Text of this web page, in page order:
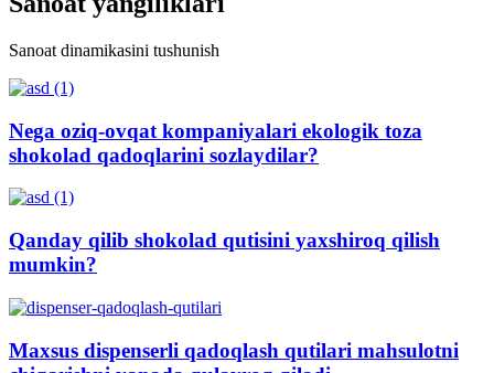
Sanoat dinamikasini tushunish
Nega oziq-ovqat kompaniyalari ekologik toza
shokolad qadoqlarini sozlaydilar?
Qanday qilib shokolad qutisini yaxshiroq qilish
mumkin?
Maxsus dispenserli qadoqlash qutilari mahsulotni